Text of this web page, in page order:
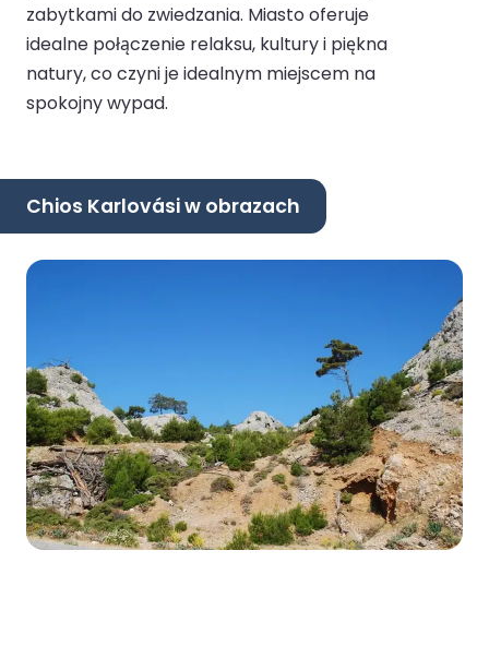
zabytkami do zwiedzania. Miasto oferuje
idealne połączenie relaksu, kultury i piękna
natury, co czyni je idealnym miejscem na
spokojny wypad.
Chios Karlovási w obrazach